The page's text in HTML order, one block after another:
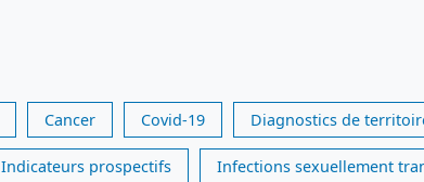
Cancer Covid-19 Diagnostics de
Indicateurs prospectifs Infections sexuellement